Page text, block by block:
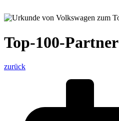
Top-100-Partner
zurück